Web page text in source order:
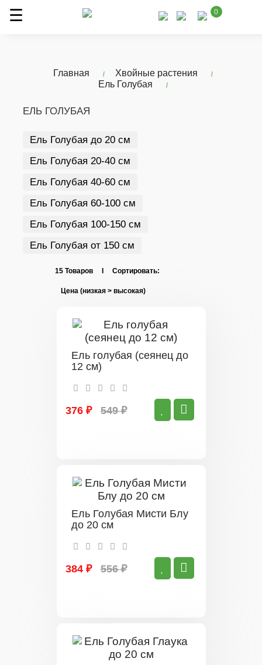
0
Главная
Хвойные растения
Ель Голубая
ЕЛЬ ГОЛУБАЯ
Ель Голубая до 20 см
Ель Голубая 20-40 см
Ель Голубая 40-60 см
Ель Голубая 60-100 см
Ель Голубая 100-150 см
Ель Голубая от 150 см
15 Товаров I Сортировать:
Ель голубая (сеянец до
12 см)
376 ₽ 549 ₽
Ель Голубая Мисти Блу
до 20 см
384 ₽ 556 ₽